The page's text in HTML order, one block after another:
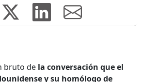
bruto de la conversación que el
y su homólogo de